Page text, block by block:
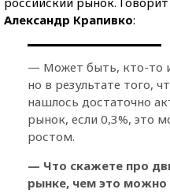
Александр Крапивко:
— Может быть, кто-то
но в результате того,
нашлось достаточно
рынок, если 0,3%, это
ростом.
— Что скажете про
рынке, чем это можно